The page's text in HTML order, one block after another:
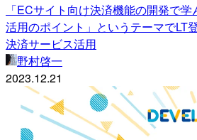
「ECサイト向け決済機能の開発で
活用のポイント」というテーマでLT
決済サービス活用
野村啓一
2023.12.21